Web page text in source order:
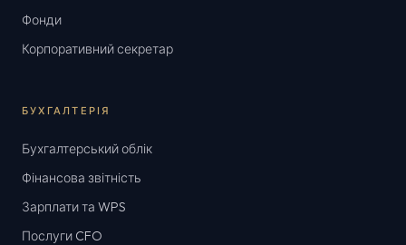
Фонди
Корпоративний секретар
БУХГАЛТЕРІЯ
Бухгалтерський облік
Фінансова звітність
Зарплати та WPS
Послуги CFO